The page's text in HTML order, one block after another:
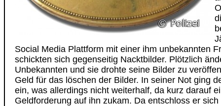
Social Media Plattform mit einer ihm unbekannten
schickten sich gegenseitig Nacktbilder. Plötzlich
Unbekannten und sie drohte seine Bilder zu
Geld für das löschen der Bilder. In seiner Not ging
ein, was allerdings nicht weiterhalf, da kurz darauf
Geldforderung auf ihn zukam. Da entschloss er